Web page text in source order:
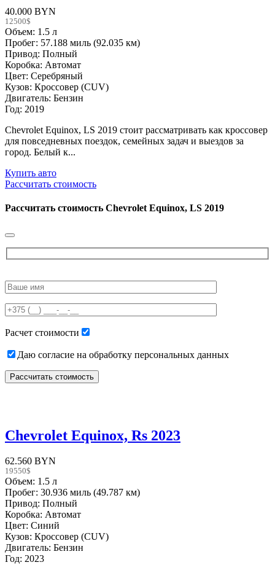
40.000 BYN
12500$
Объем: 1.5 л
Пробег: 57.188 миль (92.035 км)
Привод: Полный
Коробка: Автомат
Цвет: Серебряный
Кузов: Кроссовер (CUV)
Двигатель: Бензин
Год: 2019
Chevrolet Equinox, LS 2019 стоит рассматривать как кроссовер
для повседневных поездок, семейных задач и выездов за
город. Белый к...
Купить авто
Рассчитать стоимость
Рассчитать стоимость Chevrolet Equinox, LS 2019
leave
field
empty.
Расчет стоимости
Даю согласие на обработку персональных данных
Chevrolet Equinox, Rs 2023
62.560 BYN
19550$
Объем: 1.5 л
Пробег: 30.936 миль (49.787 км)
Привод: Полный
Коробка: Автомат
Цвет: Синий
Кузов: Кроссовер (CUV)
Двигатель: Бензин
Год: 2023